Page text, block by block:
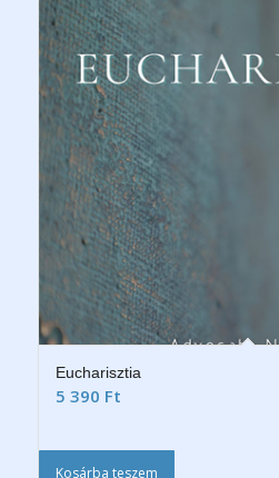
Eucharisztia
5 390 Ft
Kosárba teszem